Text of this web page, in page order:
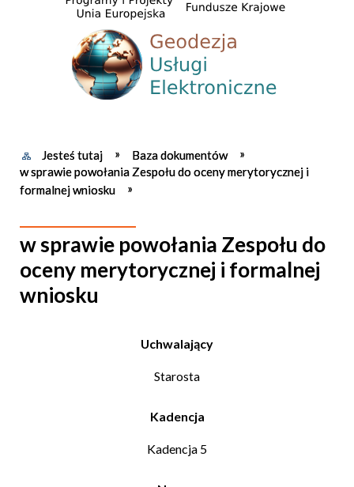
Jesteś tutaj
Baza dokumentów
w sprawie powołania Zespołu do oceny merytorycznej i
formalnej wniosku
w sprawie powołania Zespołu do
oceny merytorycznej i formalnej
wniosku
Uchwalający
Starosta
Kadencja
Kadencja 5